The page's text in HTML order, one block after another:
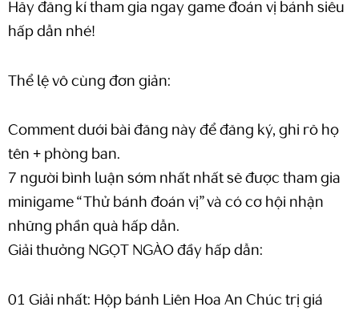
Hãy đăng kí tham gia ngay game đoán vị bánh siêu
hấp dẫn nhé!
Thể lệ vô cùng đơn giản:
Comment dưới bài đăng này để đăng ký, ghi rõ họ
tên + phòng ban.
7 người bình luận sớm nhất nhất sẽ được tham gia
minigame “Thử bánh đoán vị” và có cơ hội nhận
những phần quà hấp dẫn.
Giải thưởng NGỌT NGÀO đầy hấp dẫn:
01 Giải nhất: Hộp bánh Liên Hoa An Chúc trị giá